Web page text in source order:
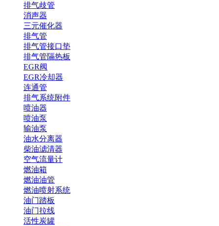
排气歧管
消声器
三元催化器
排气管
排气管接口垫
排气管隔热板
EGR阀
EGR冷却器
连通管
排气系统附件
喷油器
喷油泵
输油泵
油水分离器
柴油滤清器
空气流量计
燃油箱
燃油油管
燃油喷射系统
油门踏板
油门拉线
活性炭罐